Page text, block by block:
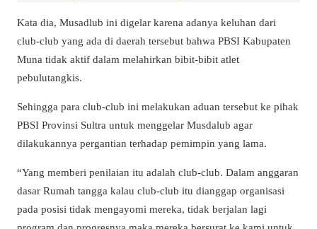
Kata dia, Musadlub ini digelar karena adanya keluhan dari
club-club yang ada di daerah tersebut bahwa PBSI Kabupaten
Muna tidak aktif dalam melahirkan bibit-bibit atlet
pebulutangkis.
Sehingga para club-club ini melakukan aduan tersebut ke pihak
PBSI Provinsi Sultra untuk menggelar Musdalub agar
dilakukannya pergantian terhadap pemimpin yang lama.
“Yang memberi penilaian itu adalah club-club. Dalam anggaran
dasar Rumah tangga kalau club-club itu dianggap organisasi
pada posisi tidak mengayomi mereka, tidak berjalan lagi